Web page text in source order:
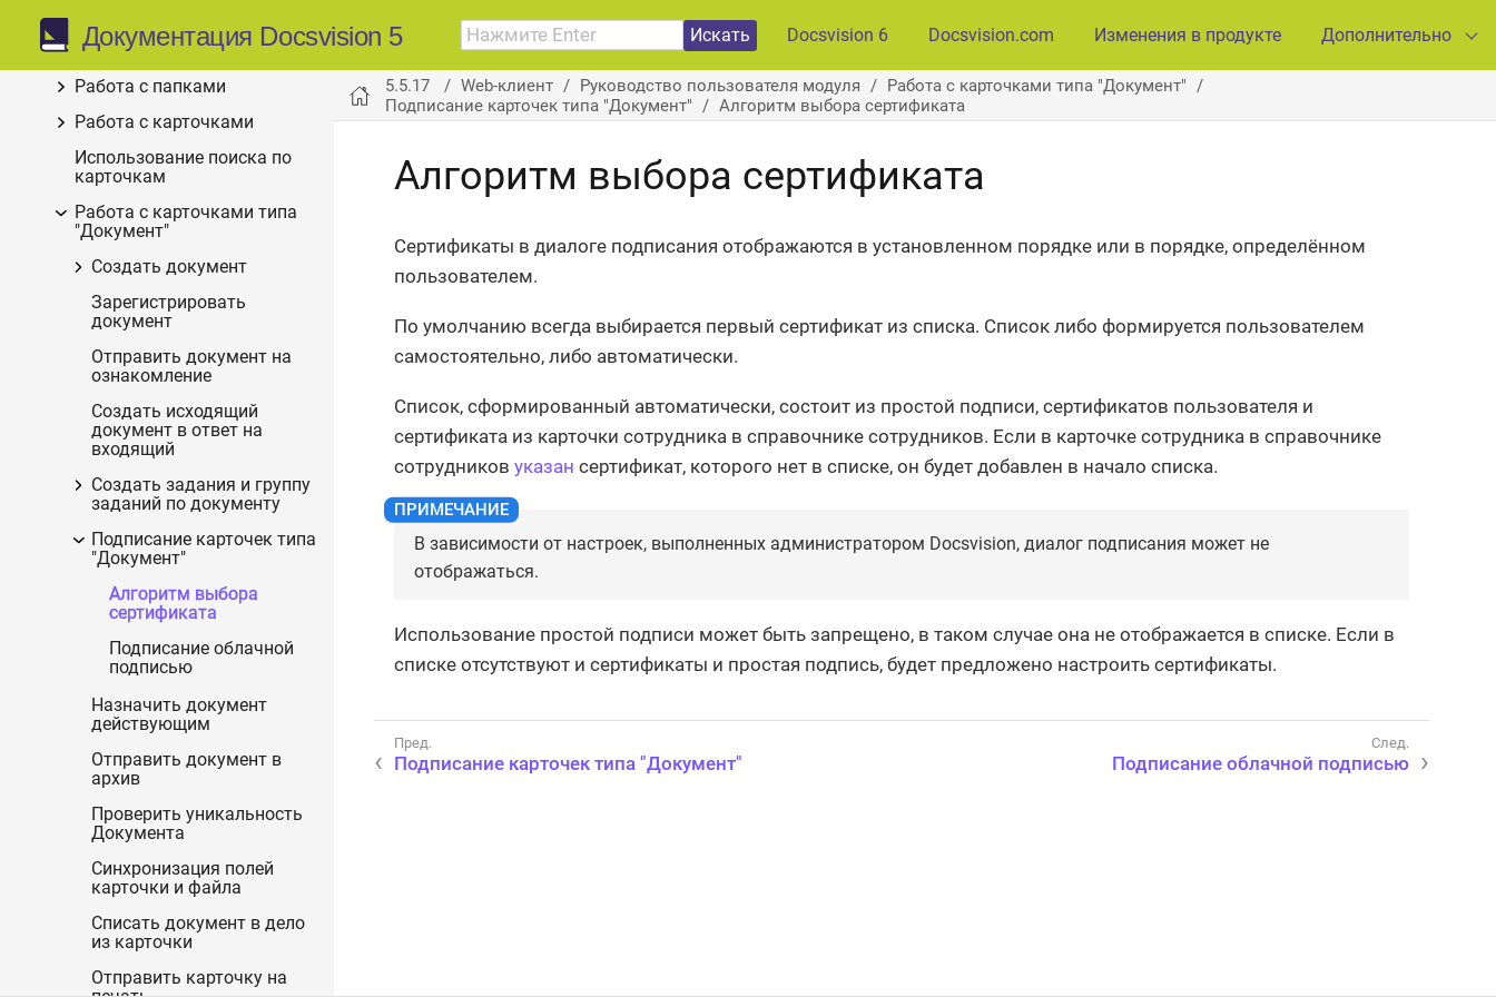
Документация Docsvision 5 Искать Docsvision 6 Docsvision.com Изменения в продукте Дополнительно
Интерфейс Web-клиента
Работа с папками
Работа с карточками
Использование поиска по
карточкам
Работа с карточками типа
"Документ"
Создать документ
Зарегистрировать
документ
Отправить документ на
ознакомление
Создать исходящий
документ в ответ на
входящий
Создать задания и группу
заданий по документу
Подписание карточек типа
"Документ"
Алгоритм выбора
сертификата
Подписание облачной
подписью
Назначить документ
действующим
Отправить документ в
архив
Проверить уникальность
Документа
Синхронизация полей
карточки и файла
Списать документ в дело
из карточки
Отправить карточку на
5.5.17 Web-клиент Руководство пользователя модуля
Работа с карточками типа "Документ"
Подписание карточек типа "Документ"
Алгоритм выбора сертификата
Алгоритм выбора сертификата
Сертификаты в диалоге подписания отображаются в установленном порядке или в порядке, определённом
пользователем.
По умолчанию всегда выбирается первый сертификат из списка. Список либо формируется пользователем
самостоятельно, либо автоматически.
Список, сформированный автоматически, состоит из простой подписи, сертификатов пользователя и
сертификата из карточки сотрудника в справочнике сотрудников. Если в карточке сотрудника в справочнике
сотрудников указан сертификат, которого нет в списке, он будет добавлен в начало списка.
В зависимости от настроек, выполненных администратором Docsvision, диалог подписания может не
отображаться.
Использование простой подписи может быть запрещено, в таком случае она не отображается в списке. Если в
списке отсутствуют и сертификаты и простая подпись, будет предложено настроить сертификаты.
Подписание карточек типа "Документ" Подписание облачной подписью